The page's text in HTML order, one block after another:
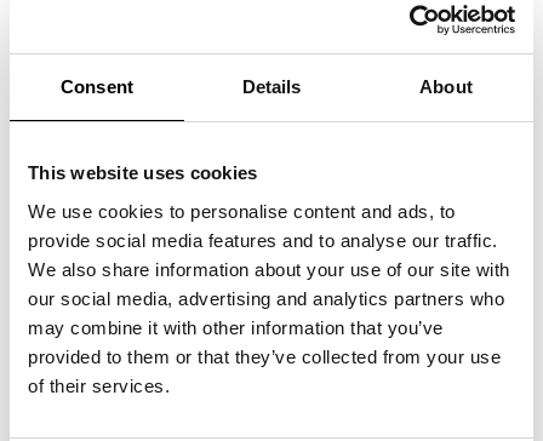
Consent Details About
This website uses cookies
We use cookies to personalise content and ads, to
provide social media features and to analyse our traffic.
We also share information about your use of our site with
our social media, advertising and analytics partners who
may combine it with other information that you’ve
provided to them or that they’ve collected from your use
of their services.
Förordet finns publicerat i sin helhet på stockholmfashiondistrict.se.
Philip Warkander kommer också att fungera rådgivande för
-Closing the loop
Återanvändning där spill/påverkan på miljön minimerats så pass mycket
att ett kretslopp finns eller upplevs som en möjlighet nära i tid. Nya
affärsmodeller och sätt att göra affärer på blir lösningen på problemet
fortsatt konsumtion på ett mer hållbart sätt med respekt för råvaror, miljö
och människa.